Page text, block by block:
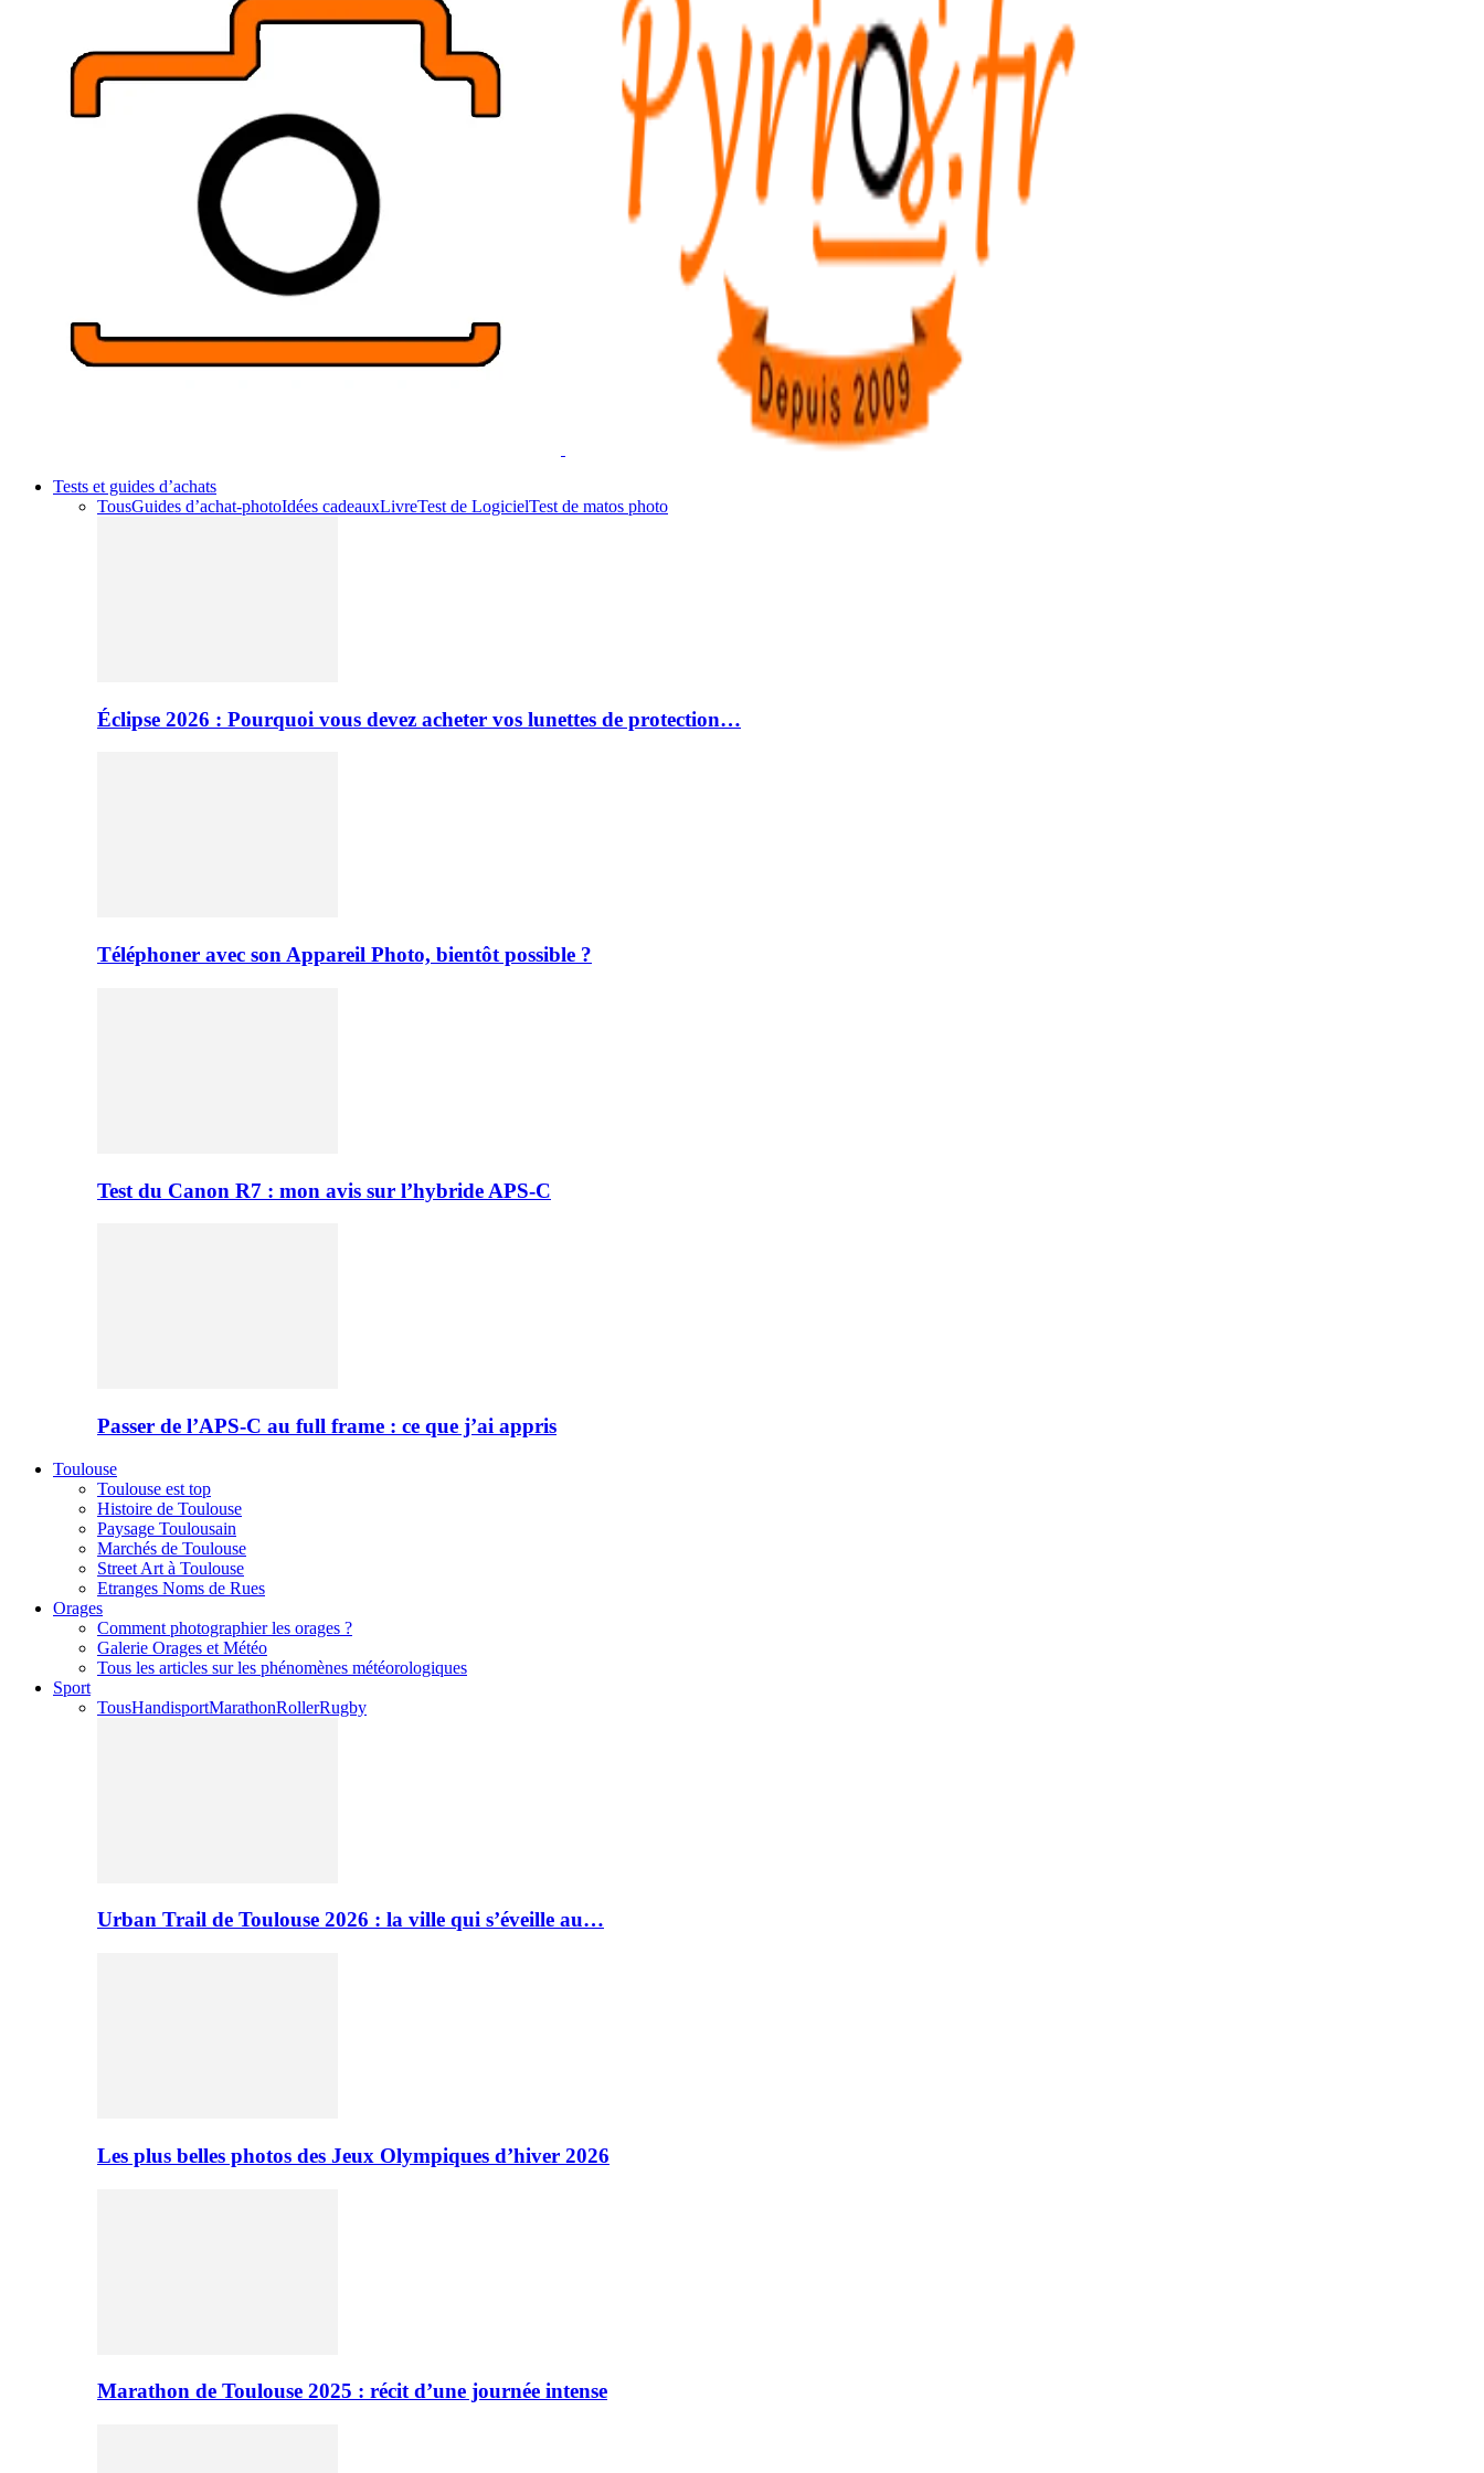
Tests et guides d’achats
TousGuides d’achat-photoIdées cadeauxLivreTest de LogicielTest de matos photo
Éclipse 2026 : Pourquoi vous devez acheter vos lunettes de protection…
Téléphoner avec son Appareil Photo, bientôt possible ?
Test du Canon R7 : mon avis sur l’hybride APS-C
Passer de l’APS-C au full frame : ce que j’ai appris
Toulouse
Toulouse est top
Histoire de Toulouse
Paysage Toulousain
Marchés de Toulouse
Street Art à Toulouse
Etranges Noms de Rues
Orages
Comment photographier les orages ?
Galerie Orages et Météo
Tous les articles sur les phénomènes météorologiques
Sport
TousHandisportMarathonRollerRugby
Urban Trail de Toulouse 2026 : la ville qui s’éveille au…
Les plus belles photos des Jeux Olympiques d’hiver 2026
Marathon de Toulouse 2025 : récit d’une journée intense